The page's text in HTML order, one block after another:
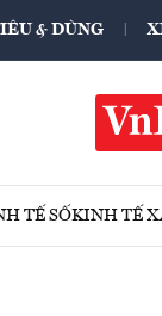
& DÙNG
TẾ SỐKINH TẾ